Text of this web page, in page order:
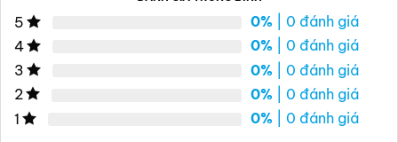
5 0% | 0 đánh giá
4
0% | 0 đánh giá
3
0% | 0 đánh giá
2
0% | 0 đánh giá
1
0% | 0 đánh giá